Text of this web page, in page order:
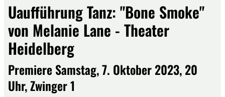
Uaufführung Tanz: "Bone Smoke"
von Melanie Lane - Theater
Heidelberg
Premiere Samstag, 7. Oktober 2023, 20
Uhr, Zwinger 1